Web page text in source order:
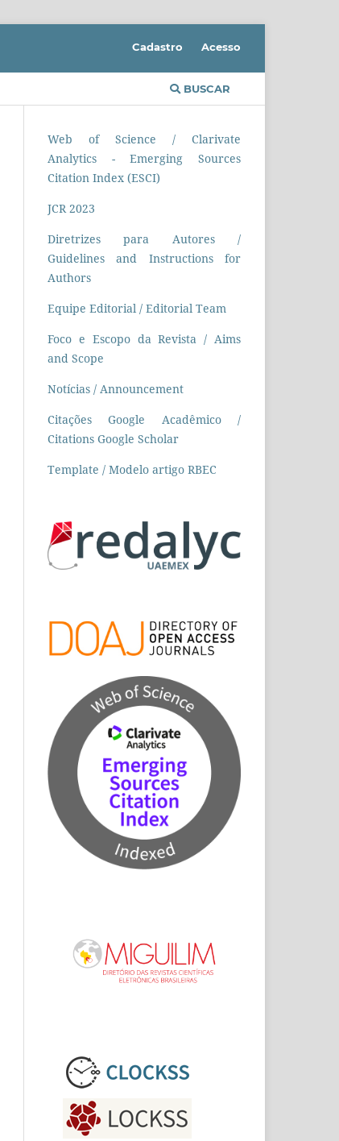
BUSCAR
Cadastro Acesso
Web of Science / Clarivate
Analytics - Emerging Sources
Citation Index (ESCI)
JCR 2023
Diretrizes para Autores /
Guidelines and Instructions for
Authors
Equipe Editorial / Editorial Team
Foco e Escopo da Revista / Aims
and Scope
Notícias / Announcement
Citações Google Acadêmico /
Citations Google Scholar
Template / Modelo artigo RBEC